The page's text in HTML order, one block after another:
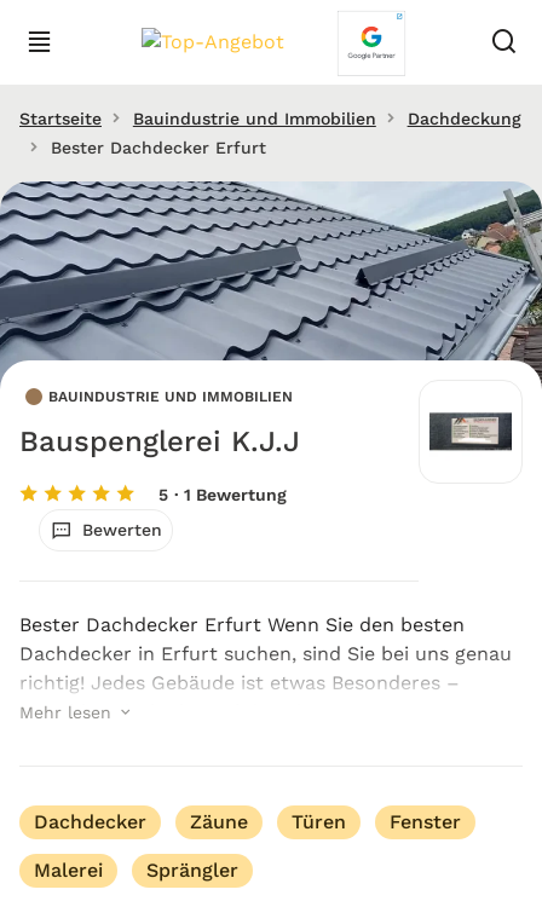
Startseite Bauindustrie und Immobilien
Dachdeckung
Bester Dachdecker Erfurt
BAUINDUSTRIE UND IMMOBILIEN
Bauspenglerei K.J.J
5 · 1 Bewertung
Bewerten
Bester Dachdecker Erfurt Wenn Sie den besten
Dachdecker in Erfurt suchen, sind Sie bei uns genau
richtig! Jedes Gebäude ist etwas Besonderes –
sowohl optisch als auch in seiner Ausstattung. Was
Mehr lesen
Dachdecker Zäune Türen Fenster
Malerei Sprängler